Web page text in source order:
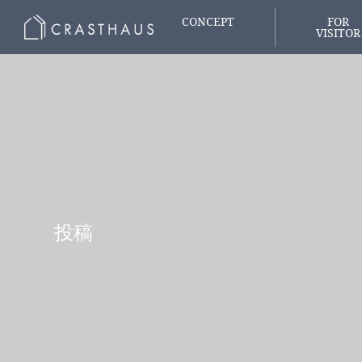
CONCEPT
FOR
VISITOR
はじめての
投稿